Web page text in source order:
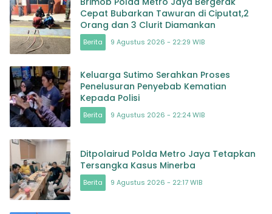
Cepat Bubarkan Tawuran di Ciputat,2
Orang dan 3 Clurit Diamankan
Berita 9 Agustus 2026 - 22:29 WIB
Keluarga Sutimo Serahkan Proses
Penelusuran Penyebab Kematian
Kepada Polisi
Berita 9 Agustus 2026 - 22:24 WIB
Ditpolairud Polda Metro Jaya Tetapkan
Tersangka Kasus Minerba
Berita 9 Agustus 2026 - 22:17 WIB